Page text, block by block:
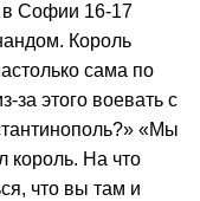
в Софии 16‑17
Король
сама по
этого воевать с
«Мы
король. На что
что вы там и